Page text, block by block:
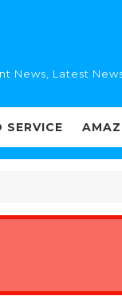
Latest
SERVICE